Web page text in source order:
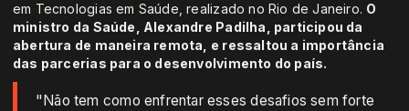
em Tecnologias em Saúde, realizado no Rio de Janeiro. O
ministro da Saúde, Alexandre Padilha, participou da
abertura de maneira remota, e ressaltou a importância
das parcerias para o desenvolvimento do país.
"Não tem como enfrentar esses desafios sem forte